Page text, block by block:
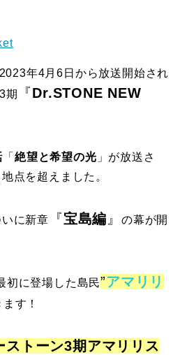
年4月6日から放送開始され
期
『Dr.STONE NEW
「絶望と希望の光 」が放送さ
点を超えました。
に新章 『宝島編 』の幕が開
初に登場した島民”アマリリ
す！
ストーン3期アマリリス